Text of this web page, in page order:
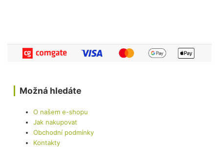
Možná hledáte
O našem e-shopu
Jak nakupovat
Obchodní podmínky
Kontakty